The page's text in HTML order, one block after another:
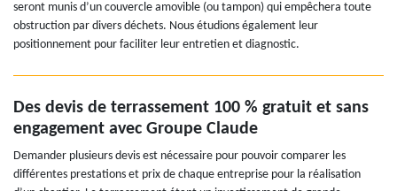
seront munis d’un couvercle amovible (ou tampon) qui empêchera toute
obstruction par divers déchets. Nous étudions également leur
positionnement pour faciliter leur entretien et diagnostic.
Des devis de terrassement 100 % gratuit et sans
engagement avec Groupe Claude
Demander plusieurs devis est nécessaire pour pouvoir comparer les
différentes prestations et prix de chaque entreprise pour la réalisation